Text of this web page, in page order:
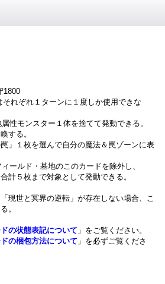
1800
れぞれ１ターンに１度しか使用できな
性モンスター１体を捨てて発動できる。
する。
」１枚を選んで自分の魔法＆罠ゾーンに表
ールド・墓地のこのカードを除外し、
計５枚まで対象として発動できる。
現世と冥界の逆転」が存在しない場合、こ
。
の状態表記について 」をご覧ください。
の梱包方法について 」を必ずご覧くださ